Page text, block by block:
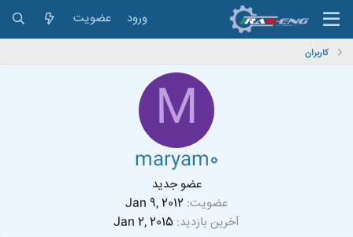
ورود عضویت
کاربران
M
maryam0
عضو جدید
عضویت Jan 9, 2012
آخرین بازدید Jan 2, 2015